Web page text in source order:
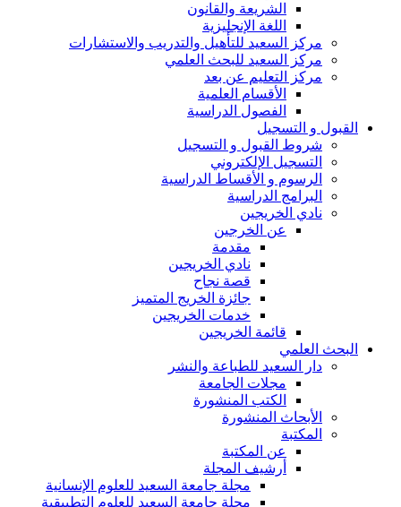
الشريعة والقانون
اللغة الإنجليزية
مركز السعيد للتأهيل والتدريب والاستشارات
مركز السعيد للبحث العلمي
مركز التعليم عن بعد
الأقسام العلمية
الفصول الدراسية
القبول و التسجيل
شروط القبول و التسجيل
التسجيل الإلكتروني
الرسوم و الأقساط الدراسية
البرامج الدراسية
نادي الخريجين
عن الخرجين
مقدمة
نادي الخريجين
قصة نجاح
جائزة الخريج المتميز
خدمات الخريجين
قائمة الخريجين
البحث العلمي
دار السعيد للطباعة والنشر
مجلات الجامعة
الكتب المنشورة
الأبحاث المنشورة
المكتبة
عن المكتبة
أرشيف المجلة
مجلة جامعة السعيد للعلوم الإنسانية
مجلة جامعة السعيد للعلوم التطبيقية